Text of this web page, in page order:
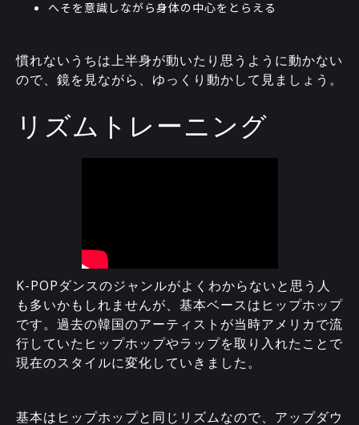
へそを意識しながら身体の中心をとらえる
慣れないうちは上半身が動いたり思うように動かない
ので、鏡を見ながら、ゆっくり動かして見ましょう。
リズムトレーニング
K-POPダンスのジャンルがよくわからないと思う人
も多いかもしれませんが、基本ベースはヒップホップ
です。過去の韓国のアーティストが当時アメリカで流
行していたヒップホップやラップを取り入れたことで
現在のスタイルに変化していきました。
基本はヒップホップと同じリズムなので、アップダウ